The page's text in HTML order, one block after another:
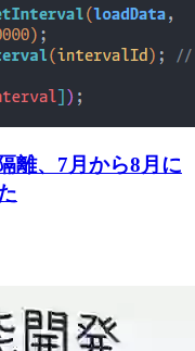
離、7月から8月に